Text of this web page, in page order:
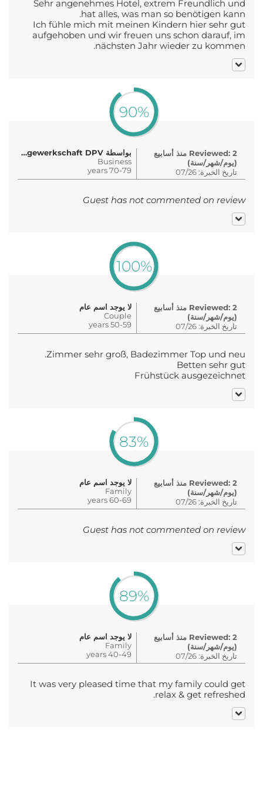
Sehr angenehmes Hotel, extrem Freundlich und
hat alles, was man so benötigen kann.
Ich fühle mich mit meinen Kindern hier sehr gut
aufgehoben und wir freuen uns schon darauf, im
nächsten Jahr wieder zu kommen.
90%
بواسطة Kommunikationsgewerkschaft DPV..
Business
70-79 years
Reviewed: 2 منذ أسابيع
(يوم/شهر/سنة)
تاريخ الخبرة: 07/26
Guest has not commented on review
100%
لا يوجد اسم عام
Couple
50-59 years
Reviewed: 2 منذ أسابيع
(يوم/شهر/سنة)
تاريخ الخبرة: 07/26
Zimmer sehr groß, Badezimmer Top und neu.
Betten sehr gut
Frühstück ausgezeichnet
83%
لا يوجد اسم عام
Family
60-69 years
Reviewed: 2 منذ أسابيع
(يوم/شهر/سنة)
تاريخ الخبرة: 07/26
Guest has not commented on review
89%
لا يوجد اسم عام
Family
40-49 years
Reviewed: 2 منذ أسابيع
(يوم/شهر/سنة)
تاريخ الخبرة: 07/26
It was very pleased time that my family could get
relax & get refreshed.